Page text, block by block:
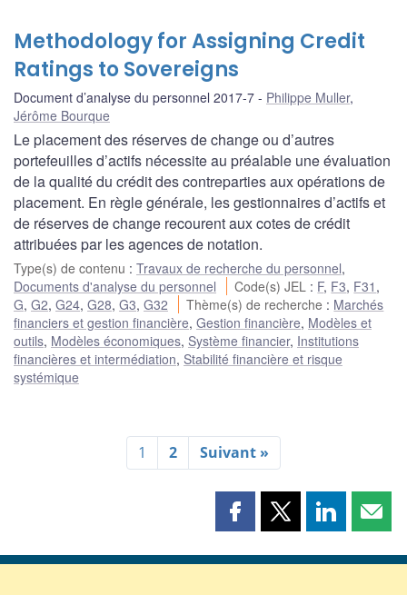
Methodology for Assigning Credit
Ratings to Sovereigns
Document d’analyse du personnel 2017-7 Philippe Muller,
Jérôme Bourque
Le placement des réserves de change ou d’autres
portefeuilles d’actifs nécessite au préalable une évaluation
de la qualité du crédit des contreparties aux opérations de
placement. En règle générale, les gestionnaires d’actifs et
de réserves de change recourent aux cotes de crédit
attribuées par les agences de notation.
Type(s) de contenu : Travaux de recherche du personnel,
Documents d'analyse du personnel
Code(s) JEL : F, F3, F31 ,
G, G2, G24, G28, G3, G32 Thème(s) de recherche : Marchés
financiers et gestion financière, Gestion financière, Modèles et
outils, Modèles économiques, Système financier, Institutions
financières et intermédiation, Stabilité financière et risque
systémique
1 2 Suivant »
Partager
page
Partager
page
Partager
page page